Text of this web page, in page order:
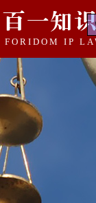
百一知
FORIDOM IP